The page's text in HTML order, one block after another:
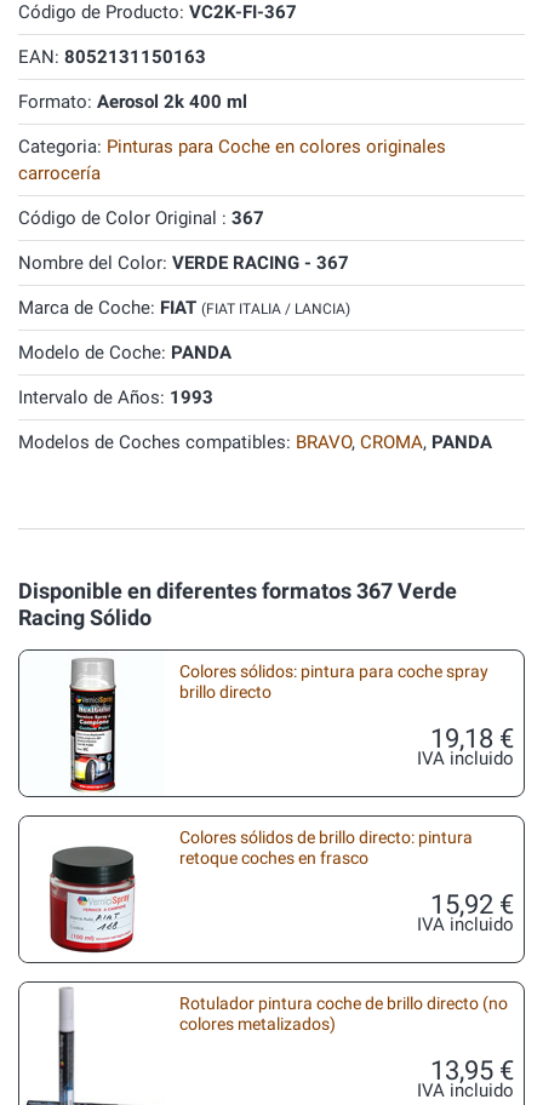
Código de Producto: VC2K-FI-367
EAN: 8052131150163
Formato: Aerosol 2k 400 ml
Categoria: Pinturas para Coche en colores originales
carrocería
Código de Color Original : 367
Nombre del Color: VERDE RACING - 367
Marca de Coche: FIAT (FIAT ITALIA / LANCIA)
Modelo de Coche: PANDA
Intervalo de Años: 1993
Modelos de Coches compatibles: BRAVO, CROMA, PANDA
Disponible en diferentes formatos 367 Verde
Racing Sólido
Colores sólidos: pintura para coche spray
brillo directo
19,18 €
IVA incluido
Colores sólidos de brillo directo: pintura
retoque coches en frasco
15,92 €
IVA incluido
Rotulador pintura coche de brillo directo (no
colores metalizados)
13,95 €
IVA incluido